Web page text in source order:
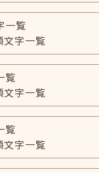
一覧
文字一覧
覧
文字一覧
覧
文字一覧